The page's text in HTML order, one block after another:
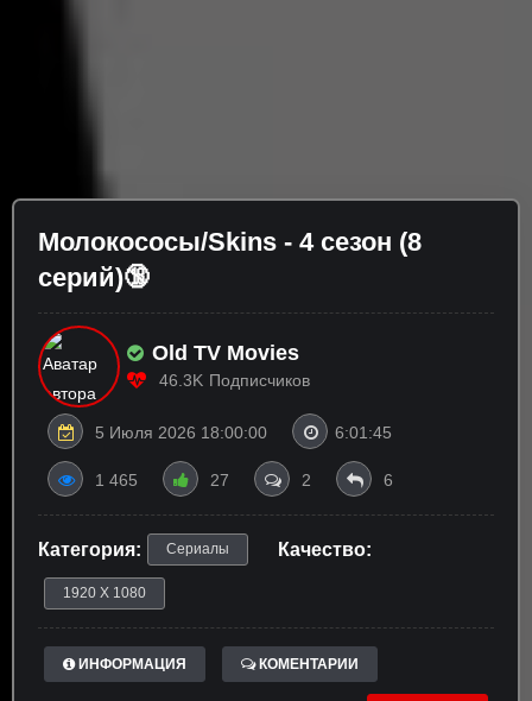
Молокососы/Skins - 4 сезон (8
серий)🔞
Old TV Movies
46.3K Подписчиков
5 Июля 2026 18:00:00 6:01:45
1 465 27 2 6
Категория: Сериалы Качество:
1920 X 1080
ИНФОРМАЦИЯ КОМЕНТАРИИ